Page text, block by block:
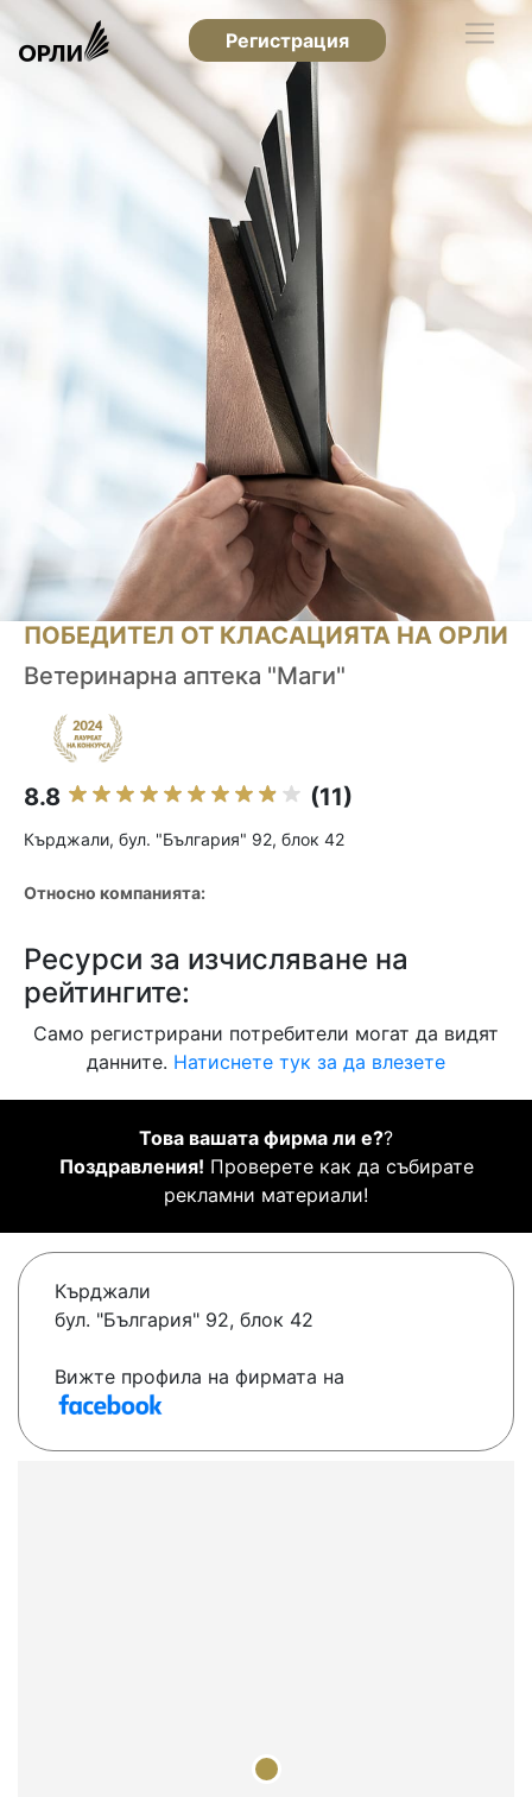
Регистрация
ПОБЕДИТЕЛ ОТ КЛАСАЦИЯТА НА ОРЛИ
Ветеринарна аптека "Маги"
8.8 (11)
Кърджали, бул. "България" 92, блок 42
Относно компанията:
Ресурси за изчисляване на
рейтингите:
Само регистрирани потребители могат да видят
данните. Натиснете тук за да влезете
Това вашата фирма ли е??
Поздравления! Проверете как да събирате
рекламни материали!
Кърджали
бул. "България" 92, блок 42
Вижте профила на фирмата на